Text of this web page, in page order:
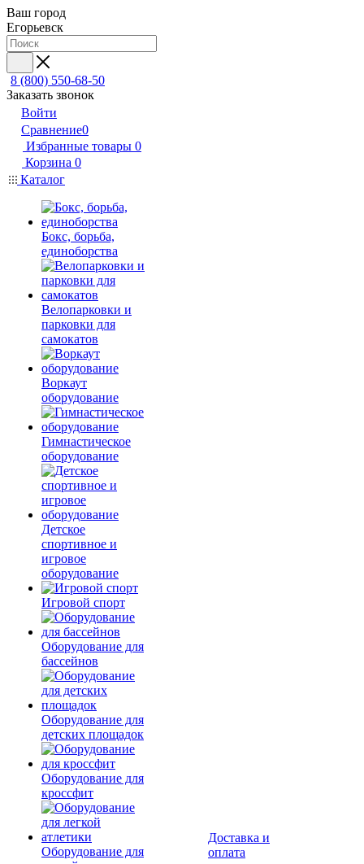
Ваш город
Егорьевск
8 (800) 550-68-50
Заказать звонок
Войти
Сравнение0
Избранные товары 0
Корзина 0
Каталог
Бокс, борьба,
единоборства
Велопарковки и
парковки для
самокатов
Воркаут
оборудование
Гимнастическое
оборудование
Детское
спортивное и
игровое
оборудование
Игровой спорт
Оборудование для
бассейнов
Оборудование для
детских площадок
Оборудование для
кроссфит
Оборудование для
Доставка и
оплата